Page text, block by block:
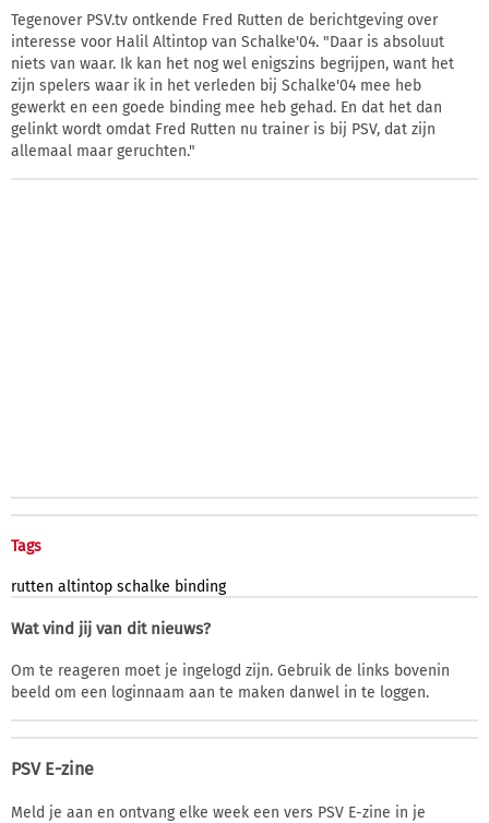
Tegenover PSV.tv ontkende Fred Rutten de berichtgeving over
interesse voor Halil Altintop van Schalke'04. "Daar is absoluut
niets van waar. Ik kan het nog wel enigszins begrijpen, want het
zijn spelers waar ik in het verleden bij Schalke'04 mee heb
gewerkt en een goede binding mee heb gehad. En dat het dan
gelinkt wordt omdat Fred Rutten nu trainer is bij PSV, dat zijn
allemaal maar geruchten."
Tags
rutten altintop schalke binding
Wat vind jij van dit nieuws?
Om te reageren moet je ingelogd zijn. Gebruik de links bovenin
beeld om een loginnaam aan te maken danwel in te loggen.
PSV E-zine
Meld je aan en ontvang elke week een vers PSV E-zine in je